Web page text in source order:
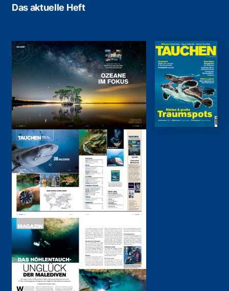
Das aktuelle Heft